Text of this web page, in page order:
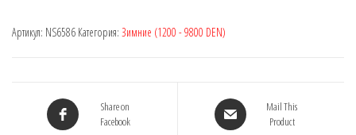
Артикул: NS6586 Категория: Зимние (1200 - 9800 DEN)
Share on
Facebook
Mail This
Product